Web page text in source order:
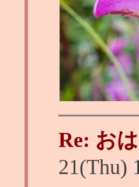
Re: お
21(Thu)